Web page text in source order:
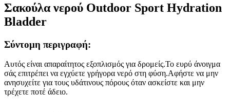
Σακούλα νερού Outdoor Sport Hydration
Bladder
Σύντομη περιγραφή:
Αυτός είναι απαραίτητος εξοπλισμός για δρομείς.Το ευρύ άνοιγμα
σάς επιτρέπει να εγχύετε γρήγορα νερό στη φύση.Αφήστε να μην
ανησυχείτε για τους υδάτινους πόρους όταν ασκείστε και μην
τρέχετε ποτέ άδειο.